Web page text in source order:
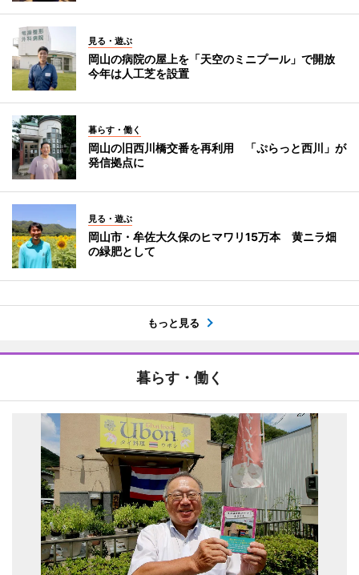
見る・遊ぶ
岡山の病院の屋上を「天空のミニプール」で開放
今年は人工芝を設置
暮らす・働く
岡山の旧西川橋交番を再利用 「ぷらっと西川」が
発信拠点に
見る・遊ぶ
岡山市・牟佐大久保のヒマワリ15万本 黄ニラ畑
の緑肥として
もっと見る
暮らす・働く